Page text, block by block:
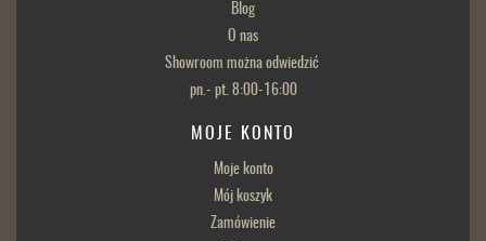
Blog
O nas
Showroom można odwiedzić
pn.- pt. 8:00-16:00
MOJE KONTO
Moje konto
Mój koszyk
Zamówienie